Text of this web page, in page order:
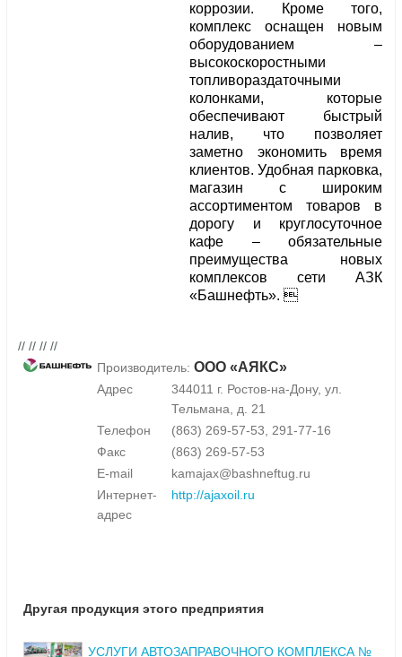
коррозии. Кроме того,
комплекс оснащен новым
оборудованием –
высокоскоростными
топливораздаточными
колонками, которые
обеспечивают быстрый
налив, что позволяет
заметно экономить время
клиентов. Удобная парковка,
магазин с широким
ассортиментом товаров в
дорогу и круглосуточное
кафе – обязательные
преимущества новых
комплексов сети АЗК
«Башнефть». 
// // // //
Производитель: ООО «АЯКС»
Адрес
344011 г. Ростов-на-Дону, ул.
Тельмана, д. 21
Телефон
(863) 269-57-53, 291-77-16
Факс
(863) 269-57-53
E-mail
kamajax@bashneftug.ru
Интернет-
адрес
http://ajaxoil.ru
Другая продукция этого предприятия
УСЛУГИ АВТОЗАПРАВОЧНОГО КОМПЛЕКСА №